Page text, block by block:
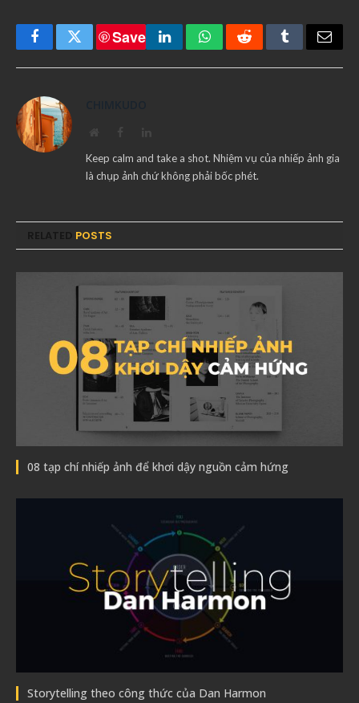
FacebookTwitter
Save
LinkedInWhatsAppRedditTumblrEmail
Keep calm and take a shot. Nhiệm vụ của nhiếp ảnh gia
là chụp ảnh chứ không phải bốc phét.
POSTS
08 tạp chí nhiếp ảnh để khơi dậy nguồn cảm hứng
Storytelling theo công thức của Dan Harmon